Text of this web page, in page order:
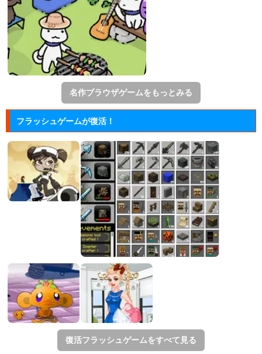
名作ブラウザゲームをもっとみる
フラッシュゲームが復活！
復活フラッシュゲームをすべて見る